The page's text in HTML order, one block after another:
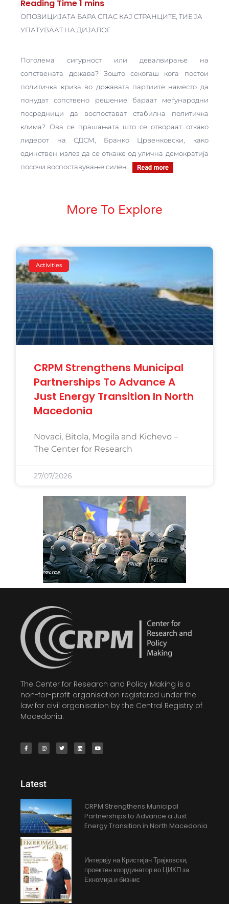
ОПОЗИЦИЈАТА БАРА СПАС КАЈ СТРАНЦИТЕ, ТИЕ ЈА
УПАТУВААТ НА ДИЈАЛОГ
Поголема сигурност или девалвирање на
сопствената држава? Зошто секогаш кога постои
политичка криза во државата партиите наместо да
понудат сопствено решение бараат меѓународни
посредници да воспостават стабилна политичка
клима? Ова се прашањата што се отвораат откако
лидерот на СДСМ, Бранко Црвенковски, како
единствен излез да се откаже од улична демократија
посочи воспоставување силен…
More To Explore
Activities
CRPM Strengthens Municipal
Partnerships To Advance A
Just Energy Transition In North
Macedonia
Novaci, Bitola, Mogila and Kichevo –
The Center for Research
27/07/2026
The Center for Research and Policy Making is a
non-for-profit organisation registered under the
law for civil organisation by the Central Registry of
Macedonia.
Latest
CRPM Strengthens Municipal
Partnerships to Advance a Just
Energy Transition in North Macedonia
Интервју на Кристијан Трајковски,
проектен координатор во ЦИКП за
Екномија и бизнис